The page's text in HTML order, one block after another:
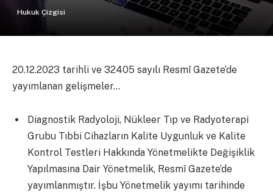
Hukuk Çizgisi
20.12.2023 tarihli ve 32405 sayılı Resmî Gazete’de
yayımlanan gelişmeler…
Diagnostik Radyoloji, Nükleer Tıp ve Radyoterapi
Grubu Tıbbi Cihazların Kalite Uygunluk ve Kalite
Kontrol Testleri Hakkında Yönetmelikte Değişiklik
Yapılmasına Dair Yönetmelik, Resmî Gazete’de
yayımlanmıştır. İşbu Yönetmelik yayımı tarihinde